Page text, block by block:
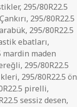
, 295/80R22.5
, 295/80R22.5
, 295/80R22.5
ebatları,
mardin maden
, 295/80R22.5
, 295/80R22.5 ön
pirelli,
sessiz desen,